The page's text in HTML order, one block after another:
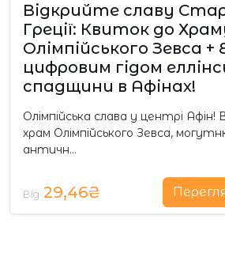
Відкрийте славу
Греції: Квиток до
Олімпійського Зевса +
цифровим гідом
спадщини в Афінах!
Олімпійська слава у центрі Афін!
храм Олімпійського Зевса,
античн…
Від 29,46₴